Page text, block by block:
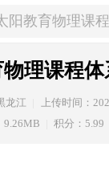
阳教育物理课
理课程
龙江 上传时间：
9.26MB 积分：5.99